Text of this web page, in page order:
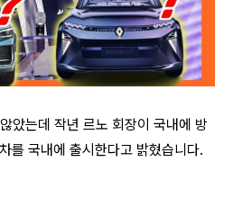
았는데 작년 르노 회장이 국내에 방
를 국내에 출시한다고 밝혔습니다.